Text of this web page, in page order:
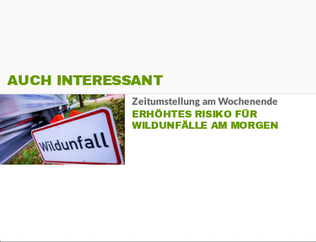
AUCH INTERESSANT
Zeitumstellung am Wochenende
ERHÖHTES RISIKO FÜR
WILDUNFÄLLE AM MORGEN